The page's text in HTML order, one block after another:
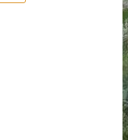
юнацькоï
творчостi